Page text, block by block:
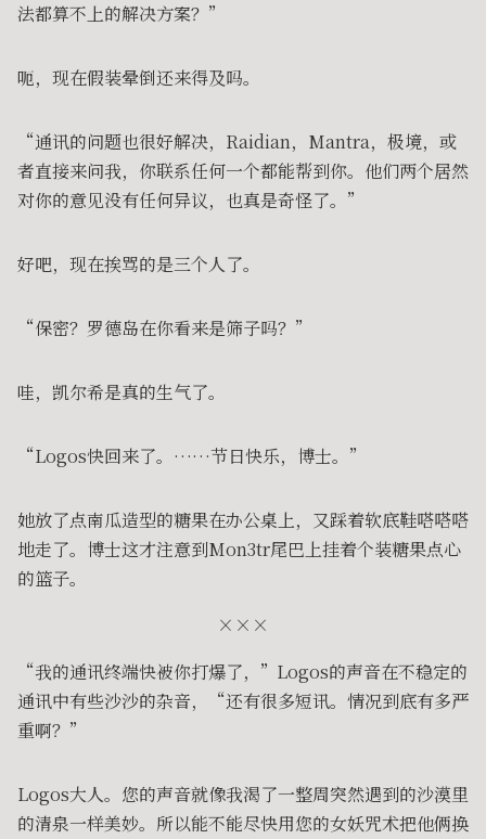
法都算不上的解决方案？”
呃，现在假装晕倒还来得及吗。
“通讯的问题也很好解决，Raidian，Mantra，极境，或
者直接来问我，你联系任何一个都能帮到你。他们两个居然
对你的意见没有任何异议，也真是奇怪了。”
好吧，现在挨骂的是三个人了。
“保密？罗德岛在你看来是筛子吗？”
哇，凯尔希是真的生气了。
“Logos快回来了。……节日快乐，博士。”
她放了点南瓜造型的糖果在办公桌上，又踩着软底鞋嗒嗒嗒
地走了。博士这才注意到Mon3tr尾巴上挂着个装糖果点心
的篮子。
×××
“我的通讯终端快被你打爆了，”Logos的声音在不稳定的
通讯中有些沙沙的杂音，“还有很多短讯。情况到底有多严
重啊？”
Logos大人。您的声音就像我渴了一整周突然遇到的沙漠里
的清泉一样美妙。所以能不能尽快用您的女妖咒术把他俩换